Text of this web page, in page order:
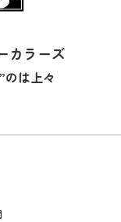
カラーズ
のは上々